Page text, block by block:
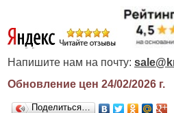
Напишите нам на почту:
Обновление цен 24/02/2026г.
Поделиться…